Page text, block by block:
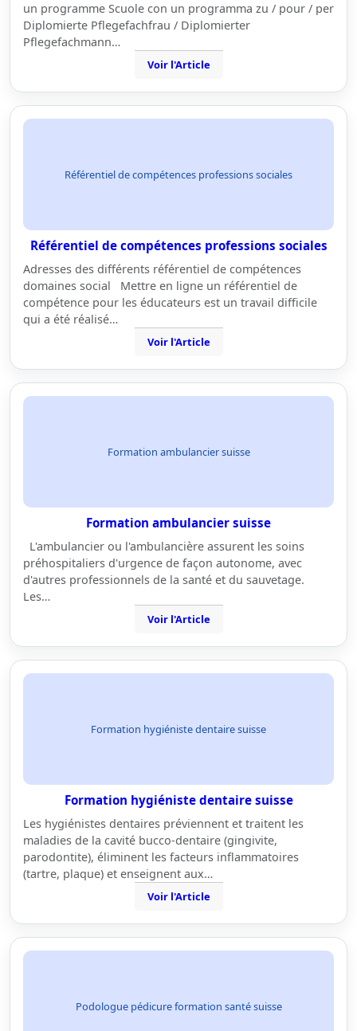
un programme Scuole con un programma zu / pour / per
Diplomierte Pflegefachfrau / Diplomierter
Pflegefachmann…
Voir l'Article
Référentiel de compétences professions sociales
Référentiel de compétences professions sociales
Adresses des différents référentiel de compétences
domaines social Mettre en ligne un référentiel de
compétence pour les éducateurs est un travail difficile
qui a été réalisé…
Voir l'Article
Formation ambulancier suisse
Formation ambulancier suisse
L'ambulancier ou l'ambulancière assurent les soins
préhospitaliers d'urgence de façon autonome, avec
d'autres professionnels de la santé et du sauvetage.
Les…
Voir l'Article
Formation hygiéniste dentaire suisse
Formation hygiéniste dentaire suisse
Les hygiénistes dentaires préviennent et traitent les
maladies de la cavité bucco-dentaire (gingivite,
parodontite), éliminent les facteurs inflammatoires
(tartre, plaque) et enseignent aux…
Voir l'Article
Podologue pédicure formation santé suisse